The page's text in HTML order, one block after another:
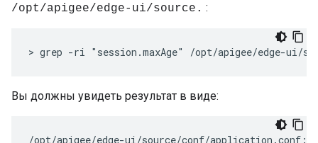
/opt/apigee/edge-ui/source. :
> grep -ri "session.maxAge" /opt/apigee/edge-ui/
Вы должны увидеть результат в виде:
/opt/apigee/edge-ui/source/conf/